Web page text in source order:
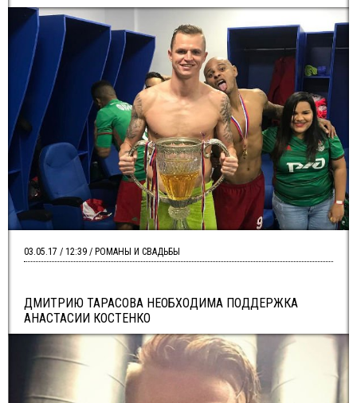
ДМИТРИЮ ТАРАСОВА НЕОБХОДИМА ПОДДЕРЖКА
АНАСТАСИИ КОСТЕНКО
03.05.17 / 12:39 / РОМАНЫ И СВАДЬБЫ